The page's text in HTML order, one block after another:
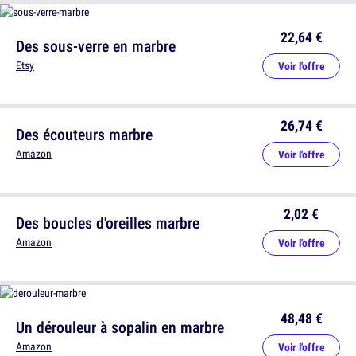
Des écouteurs marbre
Amazon
26,74 €
Voir l'offre
Un dérouleur à sopalin en marbre
Amazon
48,48 €
Voir l'offre
Des sous-verre en marbre
Etsy
22,64 €
Voir l'offre
Des boucles d'oreilles marbre
Amazon
2,02 €
Voir l'offre